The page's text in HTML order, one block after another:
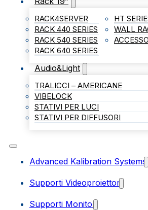
RACK4SERVER
RACK 440 SERIES
RACK 540 SERIES
RACK 640 SERIES
HT
WALL
Audio&Light
TRALICCI – AMERICANE
VIBELOCK
STATIVI PER LUCI
STATIVI PER DIFFUSORI
Advanced Kalibration Systems
Supporti Videoproiettori
Supporti Monitor